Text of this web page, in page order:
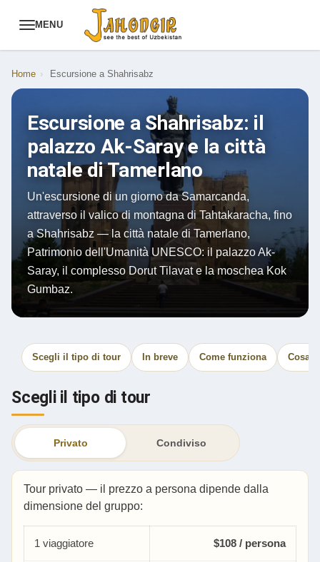
MENU
Home › Escursione a Shahrisabz
Escursione a Shahrisabz: il
palazzo Ak-Saray e la città
natale di Tamerlano
Un'escursione di un giorno da Samarcanda,
attraverso il valico di montagna di Tahtakaracha, fino
a Shahrisabz — la città natale di Tamerlano,
Patrimonio dell'Umanità UNESCO: il palazzo Ak-
Saray, il complesso Dorut Tilavat e la moschea Kok
Gumbaz.
Scegli il tipo di tour In breve Come funziona Cosa
Scegli il tipo di tour
Privato Condiviso
Tour privato — il prezzo a persona dipende dalla
dimensione del gruppo:
1 viaggiatore $108 / persona